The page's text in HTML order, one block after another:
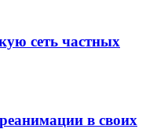
сеть частных
в своих